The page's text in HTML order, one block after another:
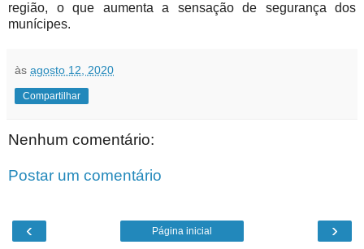
região, o que aumenta a sensação de segurança dos
munícipes.
às agosto 12, 2020
Compartilhar
Nenhum comentário:
Postar um comentário
‹ ›
Página inicial